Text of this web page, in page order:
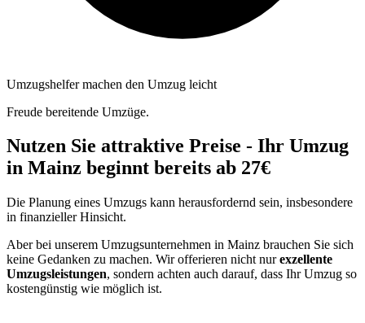
Umzugshelfer machen den Umzug leicht
Freude bereitende Umzüge.
Nutzen Sie attraktive Preise - Ihr Umzug
in Mainz beginnt bereits ab 27€
Die Planung eines Umzugs kann herausfordernd sein, insbesondere
in finanzieller Hinsicht.
Aber bei unserem Umzugsunternehmen in Mainz brauchen Sie sich
keine Gedanken zu machen. Wir offerieren nicht nurexzellente
Umzugsleistungen, sondern achten auch darauf, dass Ihr Umzug so
kostengünstig wie möglich ist.